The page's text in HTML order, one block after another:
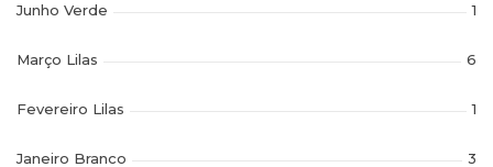
Junho Verde 1
Março Lilas 6
Fevereiro Lilas 1
Janeiro Branco 3